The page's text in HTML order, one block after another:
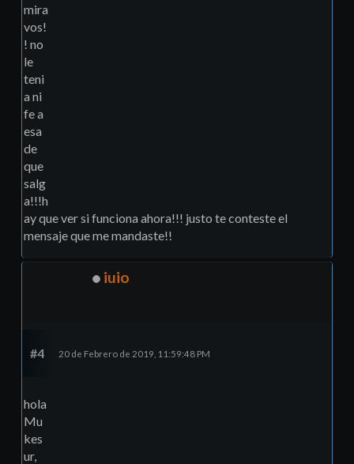
mira
vos!
! no
le
teni
a ni
fe a
esa
de
que
salg
a!!!h
ay que ver si funciona ahora!!! justo te conteste el
mensaje que me mandaste!!
iuio
#4 20 de Febrero de 2019, 11:59:48 PM
hola
Mu
kes
ur,